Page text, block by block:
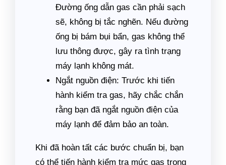
Đường ống dẫn gas cần phải sạch
sẽ, không bị tắc nghẽn. Nếu đường
ống bị bám bụi bẩn, gas không thể
lưu thông được, gây ra tình trạng
máy lạnh không mát.
Ngắt nguồn điện: Trước khi tiến
hành kiểm tra gas, hãy chắc chắn
rằng bạn đã ngắt nguồn điện của
máy lạnh để đảm bảo an toàn.
Khi đã hoàn tất các bước chuẩn bị, bạn
có thể tiến hành kiểm tra mức gas trong